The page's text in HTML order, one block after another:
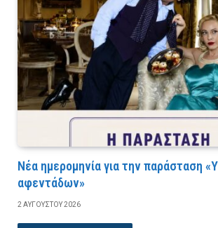
Νέα ημερομηνία για την παράσταση
αφεντάδων»
2 ΑΥΓΟΎΣΤΟΥ 2026